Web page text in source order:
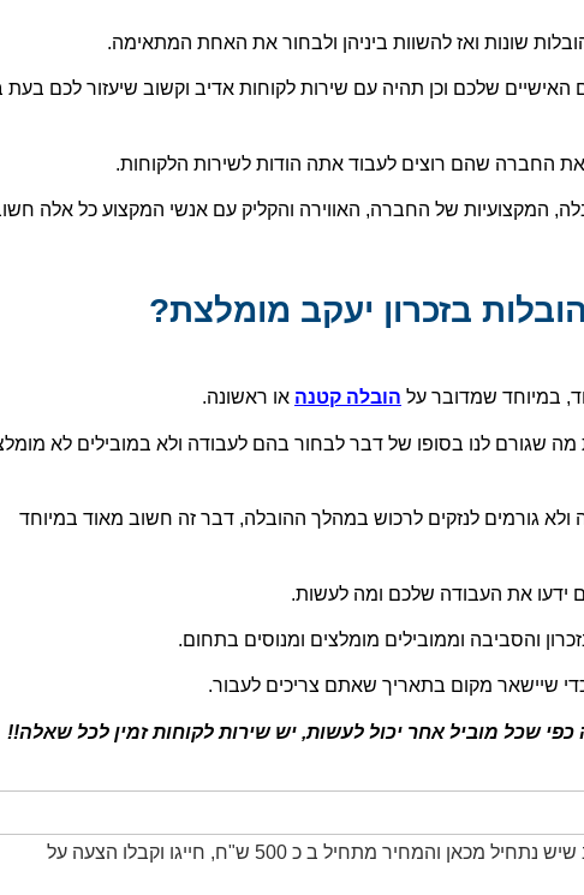
שונות ואז להשוות ביניהן ולבחור את האחת המתאימה.
שלכם וכן תהיה עם שירות לקוחות אדיב וקשוב שיעזור לכם בעת
החברה שהם רוצים לעבוד אתה הודות לשירות הלקוחות.
המקצועיות של החברה, האווירה והקליק עם אנשי המקצוע כל אלה
בזכרון יעקב מומלצת?
במיוחד שמדובר על הובלה קטנה או ראשונה.
מה שגורם לנו בסופו של דבר לבחור בהם לעבודה ולא במובילים לא
ולא גורמים לנזקים לרכוש במהלך ההובלה, דבר זה חשוב מאוד במיוחד
ידעו את העבודה שלכם ומה לעשות.
והסביבה וממובילים מומלצים ומנוסים בתחום.
שיישאר מקום בתאריך שאתם צריכים לעבור.
שכל מוביל אחר יכול לעשות, יש שירות לקוחות זמין לכל שאלה!!
חברת הובלות בזכרון יעקב תעניק לכם את השירות הכי טוב שיש נתחיל מכאן והמחיר מתחיל ב כ 500 ש"ח, חייגו וקבלו הצעה על